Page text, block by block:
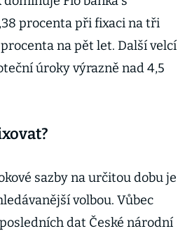
procenta při fixaci na tři
na pět let. Další velcí
úroky výrazně nad 4,5
sazby na určitou dobu je
volbou. Vůbec
dat České národní